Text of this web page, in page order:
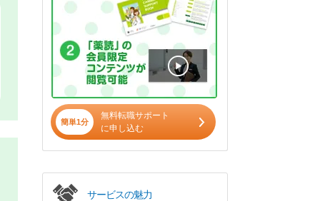
簡単1分
無料転職サポート
に申し込む
サービスの魅力